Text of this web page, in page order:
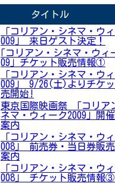
タイトル
「コリアン・シネマ・ウ
009」 来日ゲスト決定！
｢コリアン・シネマ・ウィ
09｣ チケット販売情報①
「コリアン・シネマ・ウ
009」 9/26(土)よりチケ
売開始!
東京国際映画祭 「コリア
ネマ・ウィーク2009」開
案内
「コリアン・シネマ・ウ
008」 前売券・当日券販
案内
「コリアン・シネマ・ウ
008」 チケット販売情報③